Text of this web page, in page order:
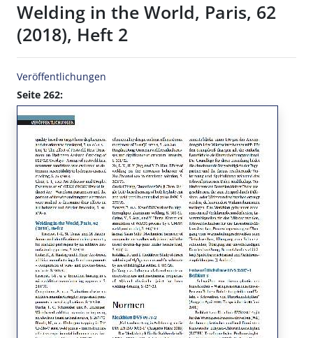
Welding in the World, Paris, 62
(2018), Heft 2
Veröffentlichungen
Seite 262: